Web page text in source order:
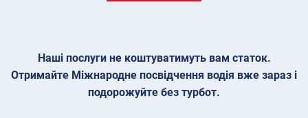
Наші послуги не коштуватимуть вам статок.
Отримайте Міжнародне посвідчення водія вже зараз і
подорожуйте без турбот.